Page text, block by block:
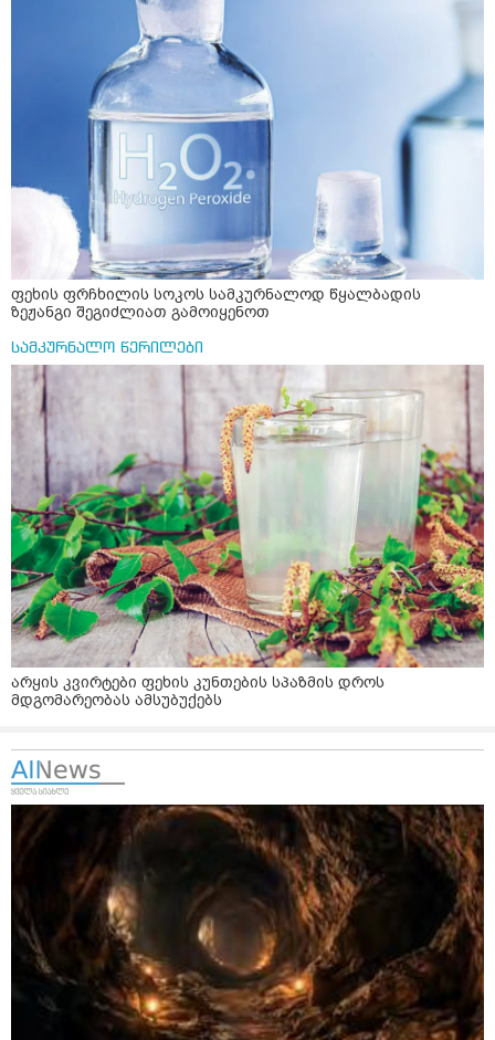
ფეხის ფრჩხილის სოკოს სამკურნალოდ წყალბადის
ზეჟანგი შეგიძლიათ გამოიყენოთ
სამკურნალო წერილები
არყის კვირტები ფეხის კუნთების სპაზმის დროს
მდგომარეობას ამსუბუქებს